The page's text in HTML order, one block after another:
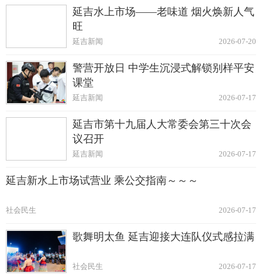
延吉水上市场——老味道 烟火焕新人气
旺
2026-07-20
延吉新闻
警营开放日 中学生沉浸式解锁别样平安
课堂
2026-07-17
延吉新闻
延吉市第十九届人大常委会第三十次会
议召开
2026-07-17
延吉新闻
延吉新水上市场试营业 乘公交指南～～～
2026-07-17
社会民生
歌舞明太鱼 延吉迎接大连队仪式感拉满
2026-07-17
社会民生